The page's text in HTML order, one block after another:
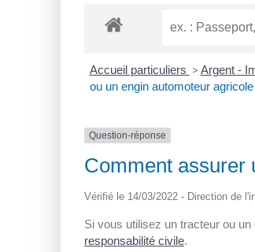
Accueil particuliers > Argent -
ou un engin automoteur
Question-réponse
Comment assurer
Vérifié le 14/03/2022 - Direction de
Si vous utilisez un tracteur ou
responsabilité civile.